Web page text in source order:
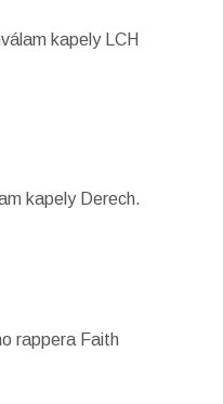
kapely LCH
kapely Derech.
rappera Faith